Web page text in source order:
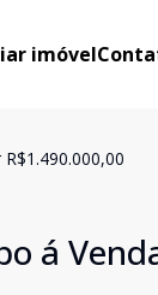
imóvel
á